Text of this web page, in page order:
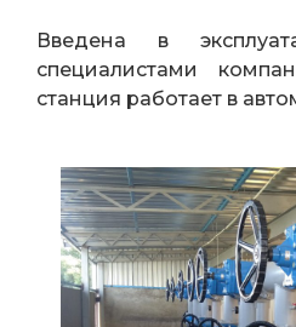
Введена в
специалистами
станция работает в